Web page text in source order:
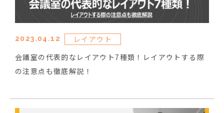
2023.04.12
レイアウト
会議室の代表的なレイアウト7種類！レイアウトする際
の注意点も徹底解説！